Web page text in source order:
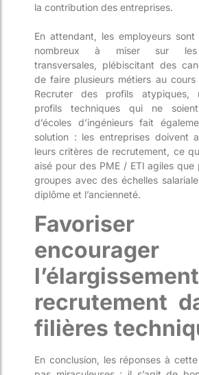
la contribution des entreprises.
En attendant, les employeurs
nombreux à miser sur les
transversales, plébiscitant des
de faire plusieurs métiers au
Recruter des profils atypiques,
profils techniques qui ne
d’écoles d’ingénieurs fait
solution : les entreprises doivent
leurs critères de recrutement, ce
aisé pour des PME / ETI agiles
groupes avec des échelles
diplôme et l’ancienneté.
encourager
recrutement
filières
En conclusion, les réponses à